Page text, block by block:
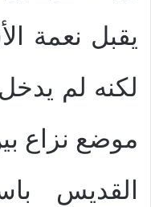
لكنه لم يدخل
موضع نزاع
القديس